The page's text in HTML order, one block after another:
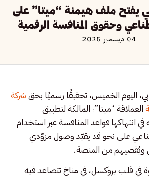
يفتح ملف هيمنة “ميتا” على
وحقوق المنافسة الرقمية
04 ديسمبر 2025
اليوم الخميس، تحقيقًا رسميًا بحقشركة
العملاقة “ميتا”، المالكة لتطبيق
في انتهاكها قواعد المنافسة عبر استخدام
على نحو قد يقيّد وصول مزوّدي
ويُقصيهم من المنصة.
قلب بروكسل، في مناخ تتصاعد فيه